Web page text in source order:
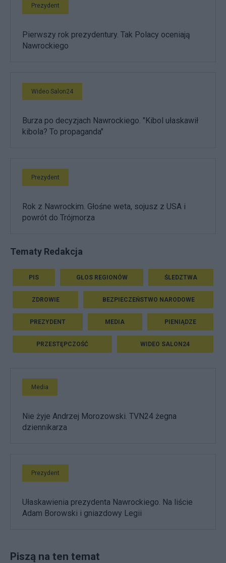
Prezydent
Pierwszy rok prezydentury. Tak Polacy oceniają
Nawrockiego
Wideo Salon24
Burza po decyzjach Nawrockiego. "Kibol ułaskawił
kibola? To propaganda"
Prezydent
Rok z Nawrockim. Głośne weta, sojusz z USA i
powrót do Trójmorza
Tematy Redakcja
PIS GŁOS REGIONÓW ŚLEDZTWA
ZDROWIE BEZPIECZEŃSTWO NARODOWE
PREZYDENT MEDIA PIENIĄDZE
PRZESTĘPCZOŚĆ WIDEO SALON24
Media
Nie żyje Andrzej Morozowski. TVN24 żegna
dziennikarza
Prezydent
Ułaskawienia prezydenta Nawrockiego. Na liście
Adam Borowski i gniazdowy Legii
Piszą na ten temat